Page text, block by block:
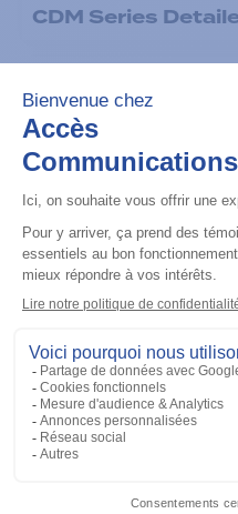
CDM Series